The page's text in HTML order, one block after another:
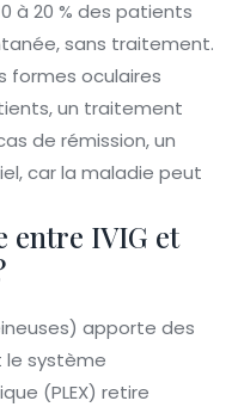
à 20 % des patients
sans traitement.
formes oculaires
un traitement
de rémission, un
car la maladie peut
entre IVIG et
apporte des
le système
(PLEX) retire